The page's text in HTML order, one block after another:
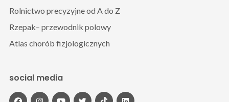
Rolnictwo precyzyjne od A do Z
Rzepak– przewodnik polowy
Atlas chorób fizjologicznych
social media